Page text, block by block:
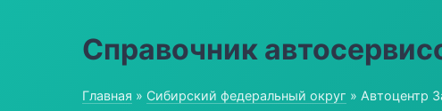
Справочник
Главная » Сибирский федеральный округ » Автоцентр